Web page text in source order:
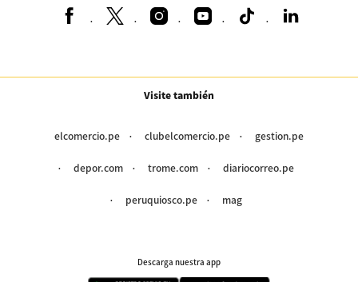
Visite también
elcomercio.pe clubelcomercio.pe gestion.pe
depor.com trome.com diariocorreo.pe
peruquiosco.pe mag
Descarga nuestra app